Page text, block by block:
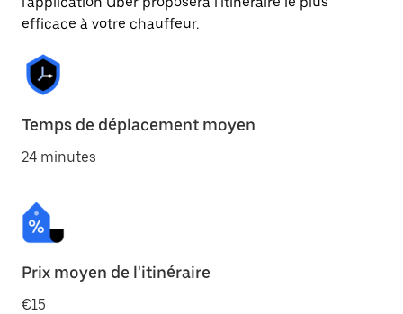
efficace à votre chauffeur.
Temps de déplacement moyen
24 minutes
Prix moyen de l'itinéraire
€15